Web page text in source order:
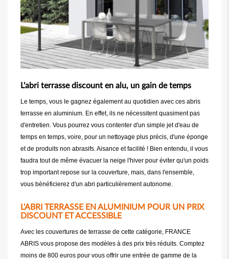
L'abri terrasse discount en alu, un gain de temps
Le temps, vous le gagnez également au quotidien avec ces abris
terrasse en aluminium. En effet, ils ne nécessitent quasiment pas
d'entretien. Vous pourrez vous contenter d'un simple jet d'eau de
temps en temps, voire, pour un nettoyage plus précis, d'une éponge
et de produits non abrasifs. Aisance et facilité ! Bien entendu, il vous
faudra tout de même évacuer la neige l'hiver pour éviter qu'un poids
trop important repose sur la couverture, mais, dans l'ensemble,
vous bénéficierez d'un abri particulièrement autonome.
L'ABRI TERRASSE EN ALUMINIUM POUR UN PRIX
DISCOUNT ET ACCESSIBLE
Avec les couvertures de terrasse de cette catégorie, FRANCE
ABRIS vous propose des modèles à des prix très réduits. Comptez
moins de 800 euros pour vous offrir une entrée de gamme de la